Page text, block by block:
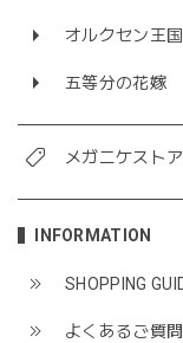
オルクセン王
五等分の花嫁
メガニケスト
INFORMATION
SHOPPING
よくあるご質問